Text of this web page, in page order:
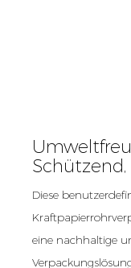
Diese
eine nachhaltige